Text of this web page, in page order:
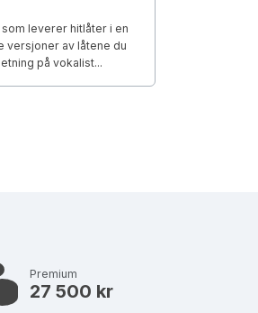
leverer hitlåter i en
versjoner av låtene du
på vokalist...
Premium
27 500 kr